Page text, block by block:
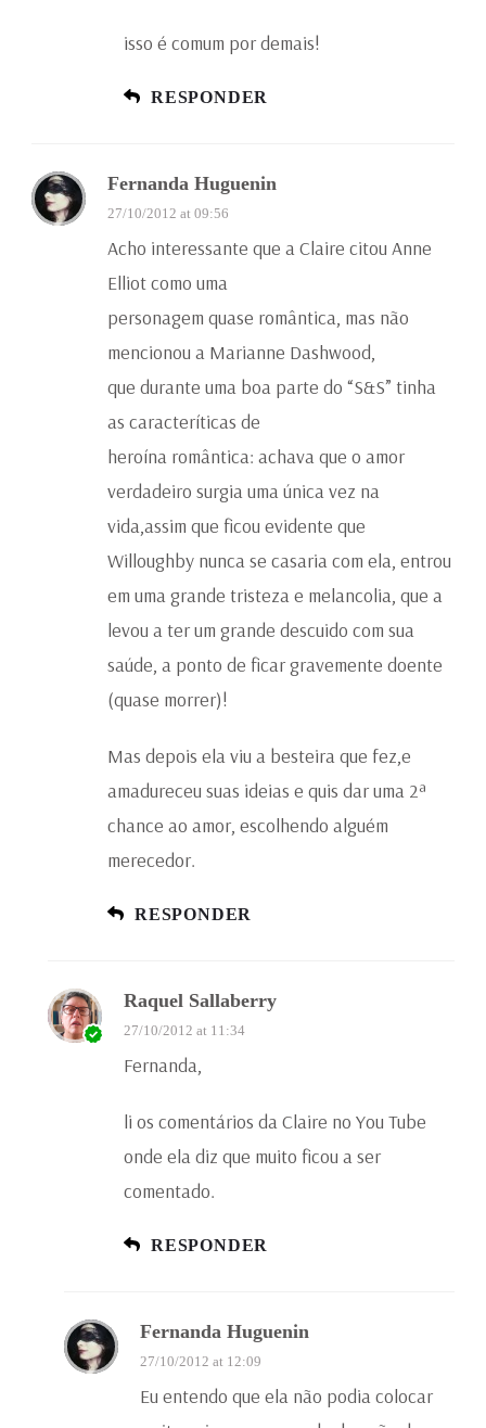
isso é comum por demais!
RESPONDER
Fernanda Huguenin
27/10/2012 at 09:56
Acho interessante que a Claire citou Anne
Elliot como uma
personagem quase romântica, mas não
mencionou a Marianne Dashwood,
que durante uma boa parte do “S&S” tinha
as caracteríticas de
heroína romântica: achava que o amor
verdadeiro surgia uma única vez na
vida,assim que ficou evidente que
Willoughby nunca se casaria com ela, entrou
em uma grande tristeza e melancolia, que a
levou a ter um grande descuido com sua
saúde, a ponto de ficar gravemente doente
(quase morrer)!
Mas depois ela viu a besteira que fez,e
amadureceu suas ideias e quis dar uma 2ª
chance ao amor, escolhendo alguém
merecedor.
RESPONDER
Raquel Sallaberry
27/10/2012 at 11:34
Fernanda,
li os comentários da Claire no You Tube
onde ela diz que muito ficou a ser
comentado.
RESPONDER
Fernanda Huguenin
27/10/2012 at 12:09
Eu entendo que ela não podia colocar